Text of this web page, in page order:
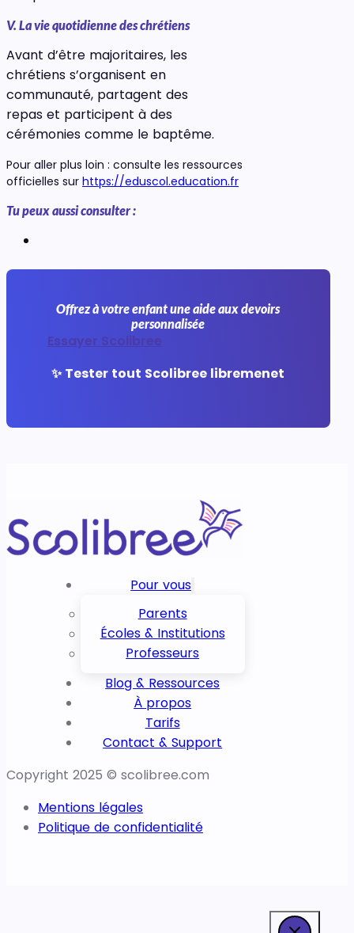
V. La vie quotidienne des chrétiens
Avant d’être majoritaires, les
chrétiens s’organisent en
communauté, partagent des
repas et participent à des
cérémonies comme le baptême.
Pour aller plus loin : consulte les ressources
officielles sur https://eduscol.education.fr
Tu peux aussi consulter :
Offrez à votre enfant une aide aux devoirs
personnalisée
Essayer Scolibree
✨ Tester tout Scolibree libremenet
Pour vous
Parents
Écoles & Institutions
Professeurs
Blog & Ressources
À propos
Tarifs
Contact & Support
Copyright 2025 © scolibree.com
Mentions légales
Politique de confidentialité